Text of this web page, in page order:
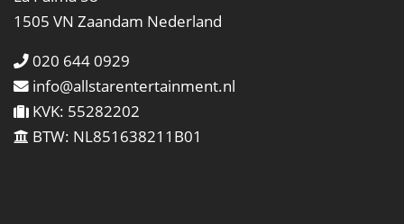
1505 VN Zaandam Nederland
020 644 0929
info@allstarentertainment.nl
KVK: 55282202
BTW: NL851638211B01